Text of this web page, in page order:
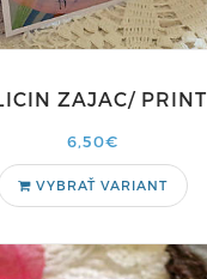
ZAJAC/ PRINT
6,50€
VYBRAŤ VARIANT